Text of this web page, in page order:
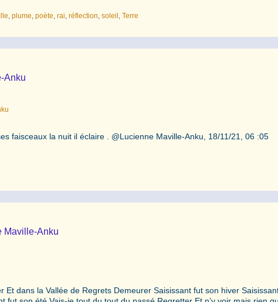
,plume ,poète ,rai ,réflection ,soleil ,Terre
Anku
faisceaux la nuit il éclaire . @Lucienne Maville-Anku, 18/11/21, 06 :05
Maville-Anku
Et dans la Vallée de Regrets Demeurer Saisissant fut son hiver